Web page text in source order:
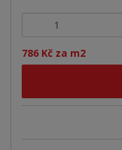
786 Kč za m2